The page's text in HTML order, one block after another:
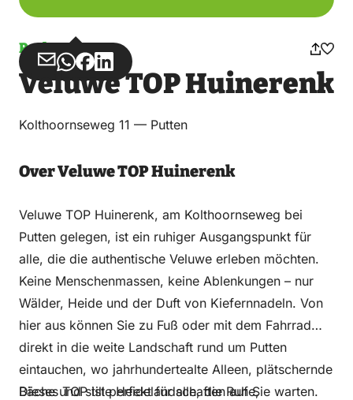
Parken
Teilen
über
Teilen
über
Teilen
auf
Teilen
auf
Veluwe TOP Huinerenk
Kolthoornseweg 11 — Putten
Over Veluwe TOP Huinerenk
Veluwe TOP Huinerenk, am Kolthoornseweg bei
Putten gelegen, ist ein ruhiger Ausgangspunkt für
alle, die die authentische Veluwe erleben möchten.
Keine Menschenmassen, keine Ablenkungen – nur
Wälder, Heide und der Duft von Kiefernnadeln. Von
hier aus können Sie zu Fuß oder mit dem Fahrrad
direkt in die weite Landschaft rund um Putten
eintauchen, wo jahrhundertealte Alleen, plätschernde
Bäche und stille Heidelandschaften auf Sie warten.
Dieses TOP ist perfekt für alle, die Ruhe,